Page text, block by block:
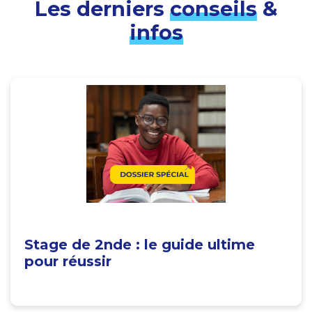
Les derniers conseils&
infos
Stage de 2nde : le guide ultime
pour réussir